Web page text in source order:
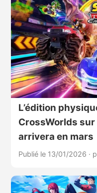
L’édition
CrossWorlds
arrivera en mars
Publié le 13/01/2026 ·